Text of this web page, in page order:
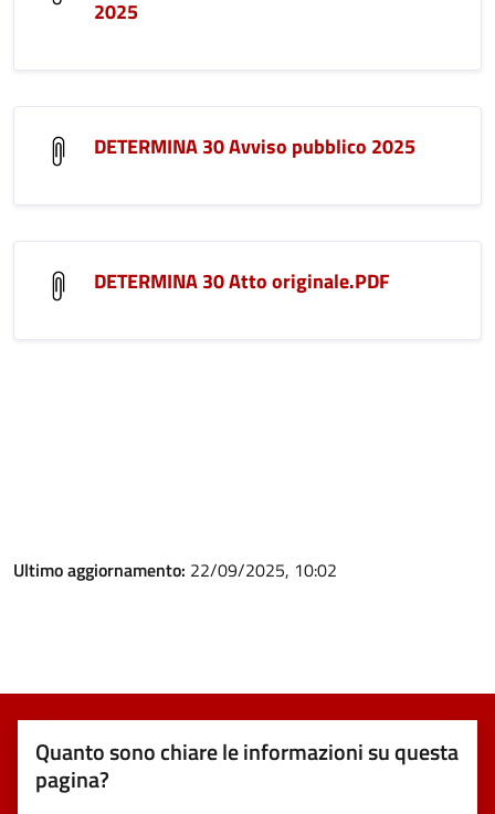
2025
DETERMINA 30 Avviso pubblico 2025
DETERMINA 30 Atto originale.PDF
Ultimo aggiornamento: 22/09/2025, 10:02
Quanto sono chiare le informazioni su questa
pagina?